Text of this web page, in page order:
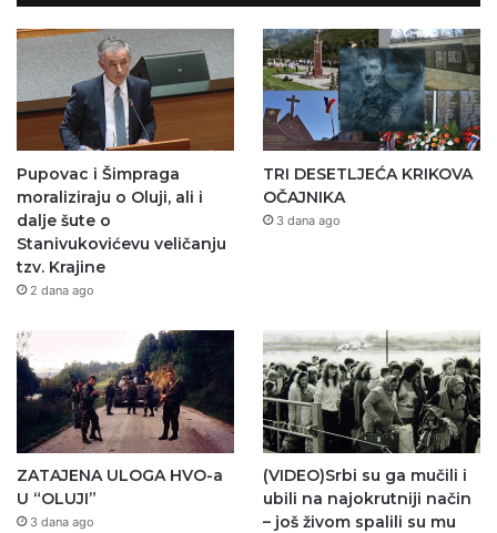
Pupovac i Šimpraga
moraliziraju o Oluji, ali i
dalje šute o
Stanivukovićevu veličanju
tzv. Krajine
2 dana ago
TRI DESETLJEĆA KRIKOVA
OČAJNIKA
3 dana ago
ZATAJENA ULOGA HVO-a
U “OLUJI”
3 dana ago
(VIDEO)Srbi su ga mučili i
ubili na najokrutniji način
– još živom spalili su mu